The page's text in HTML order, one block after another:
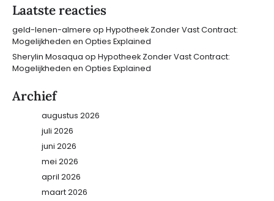
Laatste reacties
geld-lenen-almere op Hypotheek Zonder Vast Contract:
Mogelijkheden en Opties Explained
Sherylin Mosaqua op Hypotheek Zonder Vast Contract:
Mogelijkheden en Opties Explained
Archief
augustus 2026
juli 2026
juni 2026
mei 2026
april 2026
maart 2026